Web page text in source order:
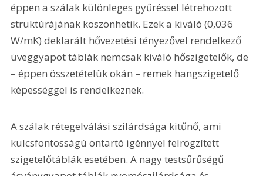
éppen a szálak különleges gyűréssel létrehozott
struktúrájának köszönhetik. Ezek a kiváló (0,036
W/mK) deklarált hővezetési tényezővel rendelkező
üveggyapot táblák nemcsak kiváló hőszigetelők, de
– éppen összetételük okán – remek hangszigetelő
képességgel is rendelkeznek.
A szálak rétegelválási szilárdsága kitűnő, ami
kulcsfontosságú öntartó igénnyel felrögzített
szigetelőtáblák esetében. A nagy testsűrűségű